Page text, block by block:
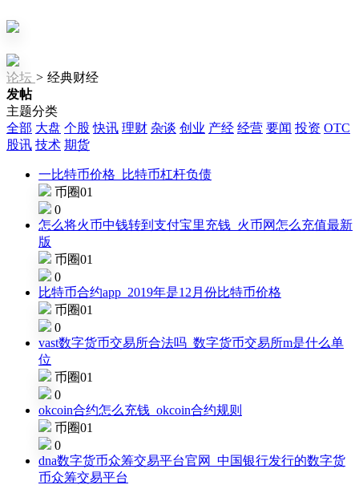
论坛 > 经典财经
发帖
主题分类
全部 大盘 个股 快讯 理财 杂谈 创业 产经 经营 要闻 投资 OTC
股讯 技术 期货
一比特币价格_比特币杠杆负债
币圈01
0
怎么将火币中钱转到支付宝里充钱_火币网怎么充值最新
版
币圈01
0
比特币合约app_2019年是12月份比特币价格
币圈01
0
vast数字货币交易所合法吗_数字货币交易所m是什么单
位
币圈01
0
okcoin合约怎么充钱_okcoin合约规则
币圈01
0
dna数字货币众筹交易平台官网_中国银行发行的数字货
币众筹交易平台